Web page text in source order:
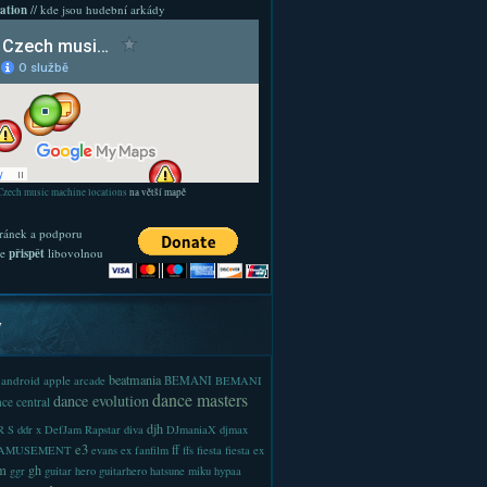
// kde jsou hudební arkády
music machine locations na větší mapě
a podporu
přispětlibovolnou
android apple arcade beatmania BEMANI BEMANI
central dance evolutiondance masters
S ddr x DefJam Rapstar diva djh DJmaniaX djmax
e3 evans ex fanfilm ff ffs fiesta fiesta ex
ggr gh guitar hero guitarhero hatsune miku hypaa